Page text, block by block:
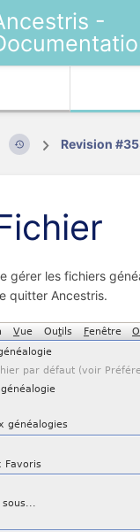
-
Revision
gérer les fichiers
quitter Ancestris.